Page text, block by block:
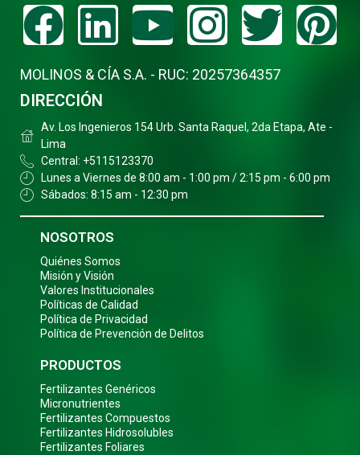
Facebook
Linkedin
Youtube
MOLINOS & CÍA S.A. - RUC: 20257364357
DIRECCIÓN
Av. Los Ingenieros 154 Urb. Santa Raquel, 2da Etapa, Ate -
Lima
Central: +5115123370
Lunes a Viernes de 8:00 am - 1:00 pm / 2:15 pm - 6:00 pm
Sábados: 8:15 am - 12:30 pm
NOSOTROS
Quiénes Somos
Misión y Visión
Valores Institucionales
Políticas de Calidad
Política de Privacidad
Política de Prevención de Delitos
PRODUCTOS
Fertilizantes Genéricos
Micronutrientes
Fertilizantes Compuestos
Fertilizantes Hidrosolubles
Fertilizantes Foliares